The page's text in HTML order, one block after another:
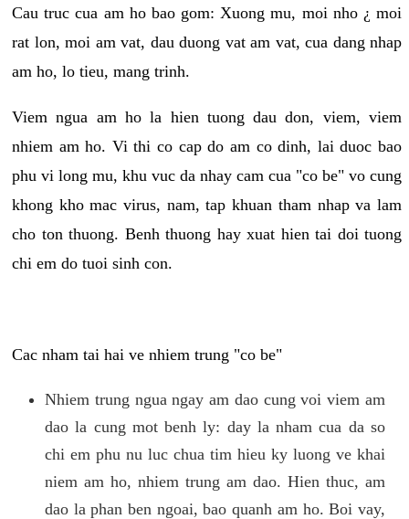
Cau truc cua am ho bao gom: Xuong mu, moi nho ¿ moi
rat lon, moi am vat, dau duong vat am vat, cua dang nhap
am ho, lo tieu, mang trinh.
Viem ngua am ho la hien tuong dau don, viem, viem
nhiem am ho. Vi thi co cap do am co dinh, lai duoc bao
phu vi long mu, khu vuc da nhay cam cua "co be" vo cung
khong kho mac virus, nam, tap khuan tham nhap va lam
cho ton thuong. Benh thuong hay xuat hien tai doi tuong
chi em do tuoi sinh con.
Cac nham tai hai ve nhiem trung "co be"
Nhiem trung ngua ngay am dao cung voi viem am
dao la cung mot benh ly: day la nham cua da so
chi em phu nu luc chua tim hieu ky luong ve khai
niem am ho, nhiem trung am dao. Hien thuc, am
dao la phan ben ngoai, bao quanh am ho. Boi vay,